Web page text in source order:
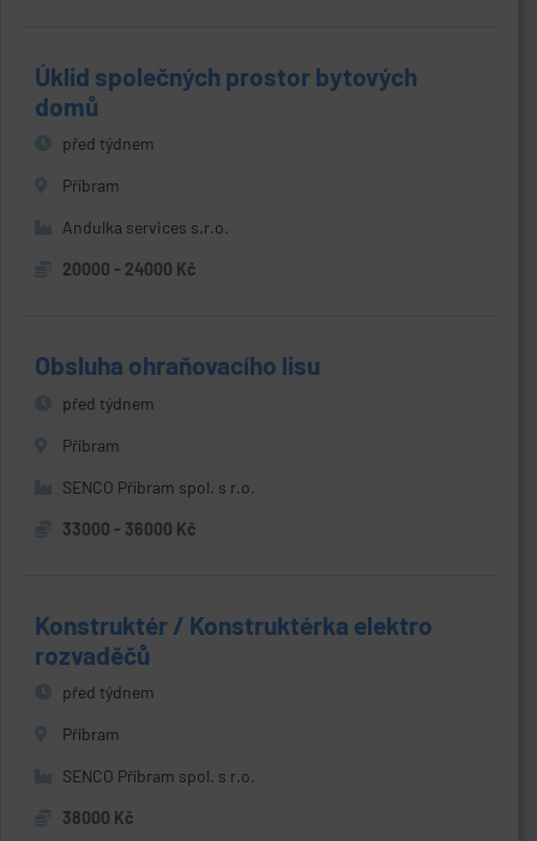
Úklid společných prostor bytových
domů
před týdnem
Příbram
Andulka services s.r.o.
20000 - 24000 Kč
Obsluha ohraňovacího lisu
před týdnem
Příbram
SENCO Příbram spol. s r.o.
33000 - 36000 Kč
Konstruktér / Konstruktérka elektro
rozvaděčů
před týdnem
Příbram
SENCO Příbram spol. s r.o.
38000 Kč